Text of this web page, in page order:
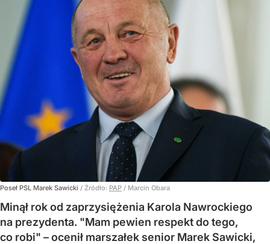
Poseł PSL Marek Sawicki / Źródło: PAP / Marcin Obara
Minął rok od zaprzysiężenia Karola Nawrockiego
na prezydenta. "Mam pewien respekt do tego,
co robi" – ocenił marszałek senior Marek Sawicki,